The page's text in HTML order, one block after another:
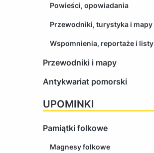
Powieści, opowiadania
Przewodniki, turystyka i mapy
Wspomnienia, reportaże i listy
Przewodniki i mapy
Antykwariat pomorski
UPOMINKI
Pamiątki folkowe
Magnesy folkowe